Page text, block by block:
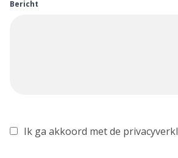
Bericht
Ik ga akkoord met de